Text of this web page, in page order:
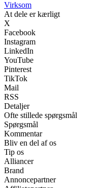
Virksom
At dele er kærligt
X
Facebook
Instagram
LinkedIn
YouTube
Pinterest
TikTok
Mail
RSS
Detaljer
Ofte stillede spørgsmål
Spørgsmål
Kommentar
Bliv en del af os
Tip os
Alliancer
Brand
Annoncepartner